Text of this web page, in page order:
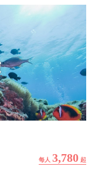
3,780